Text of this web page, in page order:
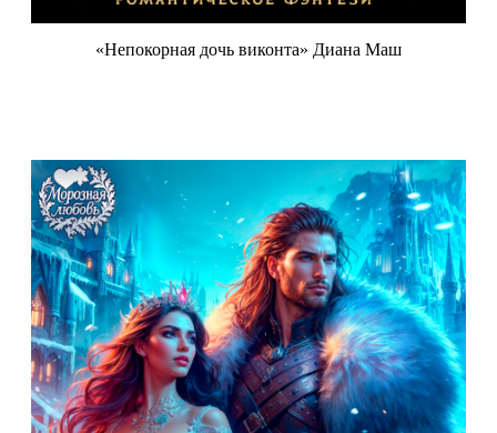
«Непокорная дочь виконта» Диана Маш